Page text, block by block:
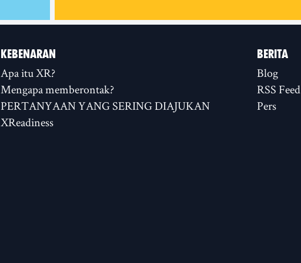
KEBENARAN
Apa itu XR?
Mengapa memberontak?
PERTANYAAN YANG SERING DIAJUKAN
XReadiness
BERITA
Blog
RSS Feed
Pers